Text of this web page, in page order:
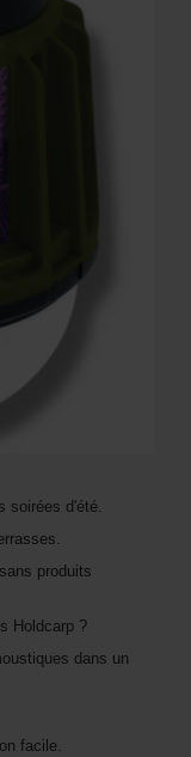
soirées d'été.
produits
Holdcarp ?
dans un
facile.